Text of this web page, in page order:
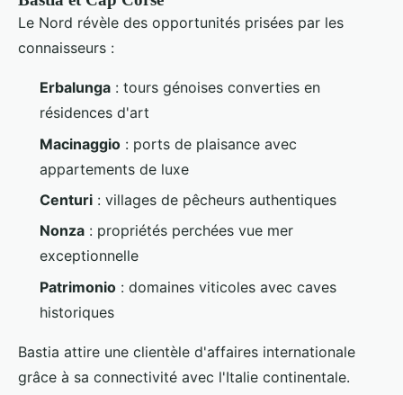
Le Nord révèle des opportunités prisées par les
connaisseurs :
Erbalunga : tours génoises converties en
résidences d'art
Macinaggio : ports de plaisance avec
appartements de luxe
Centuri : villages de pêcheurs authentiques
Nonza : propriétés perchées vue mer
exceptionnelle
Patrimonio : domaines viticoles avec caves
historiques
Bastia attire une clientèle d'affaires internationale
grâce à sa connectivité avec l'Italie continentale.